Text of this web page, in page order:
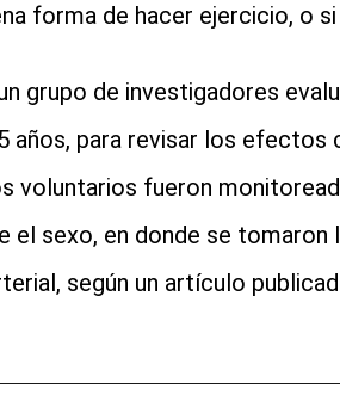
forma de hacer ejercicio, o
grupo de investigadores
años, para revisar los efectos
voluntarios fueron
el sexo, en donde se
según un artículo